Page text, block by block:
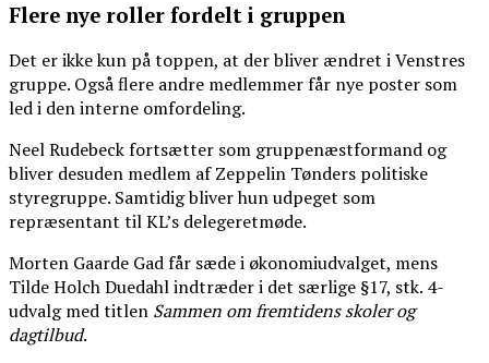
Flere nye roller fordelt i gruppen
Det er ikke kun på toppen, at der bliver ændret i Venstres
gruppe. Også flere andre medlemmer får nye poster som
led i den interne omfordeling.
Neel Rudebeck fortsætter som gruppenæstformand og
bliver desuden medlem af Zeppelin Tønders politiske
styregruppe. Samtidig bliver hun udpeget som
repræsentant til KL’s delegeretmøde.
Morten Gaarde Gad får sæde i økonomiudvalget, mens
Tilde Holch Duedahl indtræder i det særlige §17, stk. 4-
udvalg med titlen Sammen om fremtidens skoler og
dagtilbud.